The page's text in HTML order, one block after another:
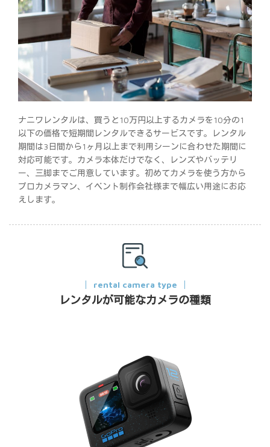
ナニワレンタルは、買うと10万円以上するカメラを10分の1
以下の価格で短期間レンタルできるサービスです。レンタル
期間は3日間から1ヶ月以上まで利用シーンに合わせた期間に
対応可能です。カメラ本体だけでなく、レンズやバッテリ
ー、三脚までご用意しています。初めてカメラを使う方から
プロカメラマン、イベント制作会社様まで幅広い用途にお応
えします。
rental camera type
レンタルが可能なカメラの種類